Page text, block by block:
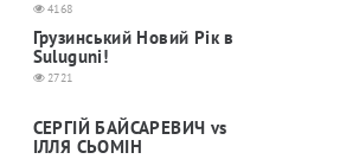
4168
Грузинський Новий Рік в
Suluguni!
2721
СЕРГІЙ БАЙСАРЕВИЧ vs
ІЛЛЯ СЬОМІН